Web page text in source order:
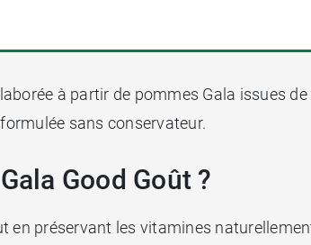
à partir de pommes Gala issues
sans conservateur.
Good Goût ?
préservant les vitamines